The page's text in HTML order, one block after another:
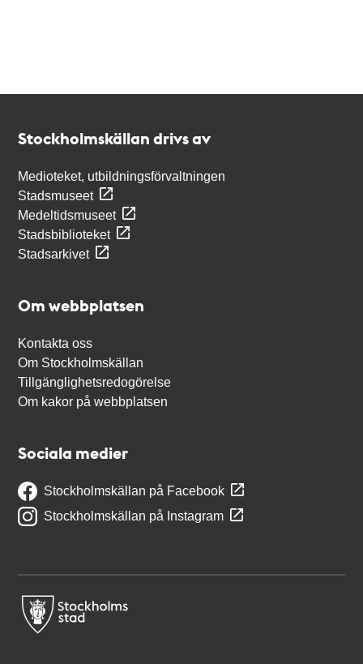
Stockholmskällan drivs av
Medioteket, utbildningsförvaltningen
Stadsmuseet
Medeltidsmuseet
Stadsbiblioteket
Stadsarkivet
Om webbplatsen
Kontakta oss
Om Stockholmskällan
Tillgänglighetsredogörelse
Om kakor på webbplatsen
Sociala medier
Stockholmskällan på Facebook
Stockholmskällan på Instagram